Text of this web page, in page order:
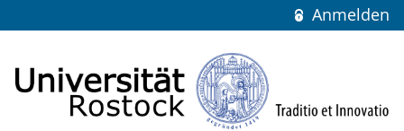
Anmelden